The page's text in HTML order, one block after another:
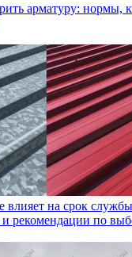
арматуру: нормы,
влияет на срок
и рекомендации по